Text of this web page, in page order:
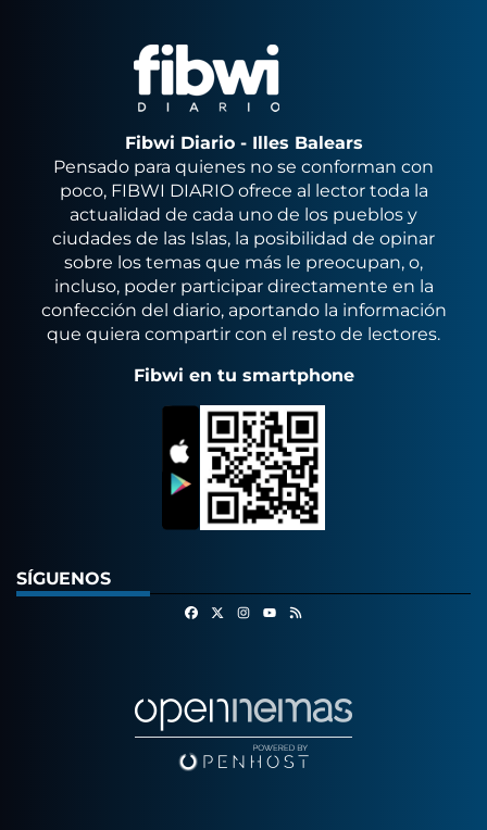
Fibwi Diario - Illes Balears
Pensado para quienes no se conforman con
poco, FIBWI DIARIO ofrece al lector toda la
actualidad de cada uno de los pueblos y
ciudades de las Islas, la posibilidad de opinar
sobre los temas que más le preocupan, o,
incluso, poder participar directamente en la
confección del diario, aportando la información
que quiera compartir con el resto de lectores.
Fibwi en tu smartphone
SÍGUENOS
FacebookInstagram